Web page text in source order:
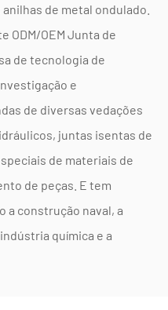
de metal ondulado
ODM/OEM Junta de
de tecnologia de
e
de diversas vedações
juntas isentas de
de materiais de
de peças. E tem
a construção naval, a
química e a